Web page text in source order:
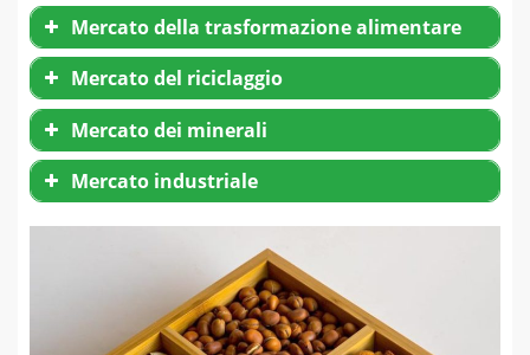
Mercato della trasformazione alimentare
Mercato del riciclaggio
Mercato dei minerali
Mercato industriale